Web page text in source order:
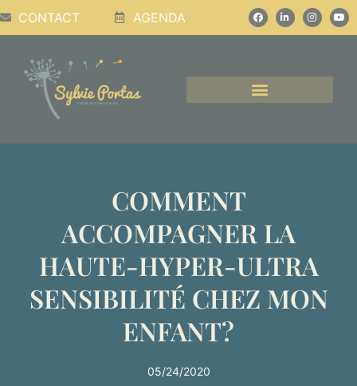
CONTACT AGENDA
COMMENT
ACCOMPAGNER LA
HAUTE-HYPER-ULTRA
SENSIBILITÉ CHEZ MON
ENFANT?
05/24/2020